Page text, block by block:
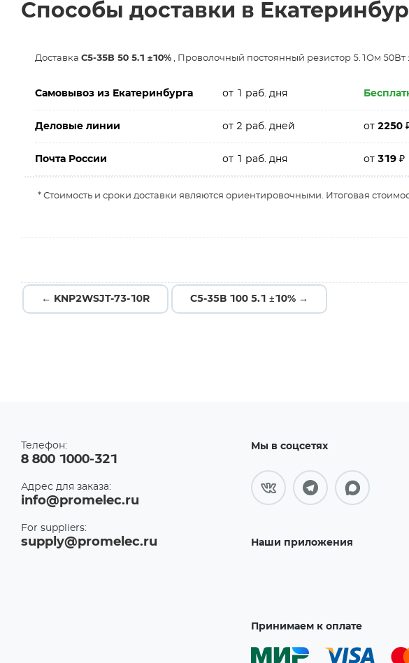
Способы доставки в
Доставка С5-35В 50 5.1 ±10% , Проволочный постоянный резистор 5.1Ом 50Вт
Самовывоз из Екатеринбурга от 1 раб. дня
Деловые линии от 2 раб. дней от2250
Почта России от 1 раб. дня от319₽
* Стоимость и сроки доставки являются ориентировочными. Итоговая
← KNP2WSJT-73-10R С5-35В 100 5.1 ±10% →
Телефон:
8 800 1000-321
Адрес для заказа:
info@promelec.ru
For suppliers:
supply@promelec.ru
Мы в соцсетях
Наши приложения
Принимаем к оплате